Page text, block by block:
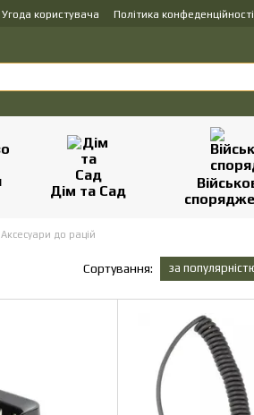
Угода користувача Політика конфеденційності
Дім та Сад
Аксесуари до рацій
Сортування: за